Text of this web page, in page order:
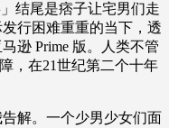
结尾是痞子让宅男们走
行困难重重的当下，透
逊 Prime 版。人类不管
，在21世纪第二个十年
解。一个少男少女们面